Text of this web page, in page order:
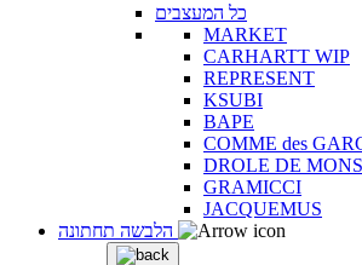
כל המעצבים
MARKET
CARHARTT WIP
REPRESENT
KSUBI
BAPE
COMME des
DROLE DE
GRAMICCI
JACQUEMUS